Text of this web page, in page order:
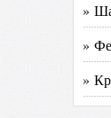
»
»
»